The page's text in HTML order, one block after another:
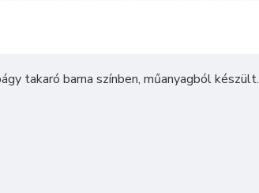
takaró barna színben, műanyagból készült.